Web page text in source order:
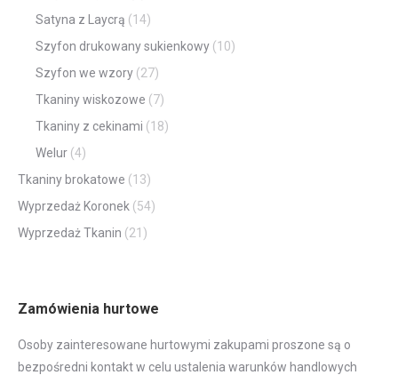
Satyna z Laycrą (14)
Szyfon drukowany sukienkowy (10)
Szyfon we wzory (27)
Tkaniny wiskozowe (7)
Tkaniny z cekinami (18)
Welur (4)
Tkaniny brokatowe (13)
Wyprzedaż Koronek (54)
Wyprzedaż Tkanin (21)
Zamówienia hurtowe
Osoby zainteresowane hurtowymi zakupami proszone są o
bezpośredni kontakt w celu ustalenia warunków handlowych